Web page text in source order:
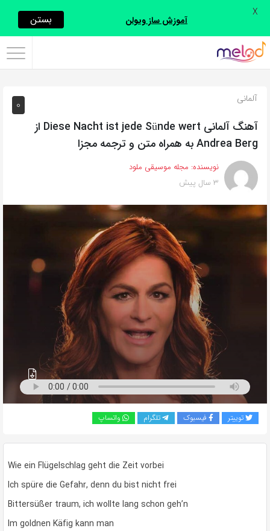
اشتراک
با
روش‌های
زیر
این
صفحه
را
با
0 آلمانی
آهنگ آلمانی Diese Nacht ist jede Sünde wert از
Andrea Berg به همراه متن و ترجمه مجزا
نویسنده: مجله موسیقی ملود
3 سال پیش
توییتر فیسبوک تلگرام واتساپ
Wie ein Flügelschlag geht die Zeit vorbei
Ich spüre die Gefahr, denn du bist nicht frei
Bittersüßer traum, ich wollte lang schon geh’n
Im goldnen Käfig kann man
آموزش ساز ویولن بستن X